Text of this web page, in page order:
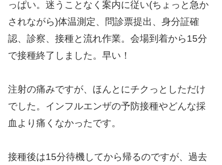
っぱい。迷うことなく案内に従い(ちょっと急か
されながら)体温測定、問診票提出、身分証確
認、診察、接種と流れ作業。会場到着から15分
で接種終了しました。早い！
注射の痛みですが、ほんとにチクっとしただけ
でした。インフルエンザの予防接種やどんな採
血より痛くなかったです。
接種後は15分待機してから帰るのですが、過去